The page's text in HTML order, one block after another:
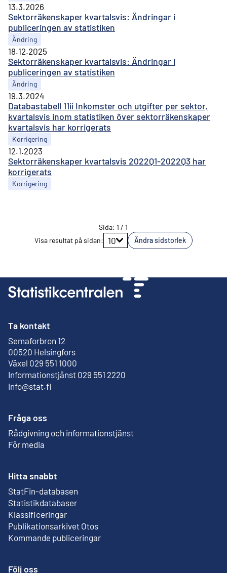
Sektorräkenskaper kvartalsvis: Ändringar i
publiceringen av statistiken
13.3.2026
Ändring
Sektorräkenskaper kvartalsvis: Ändringar i
publiceringen av statistiken
18.12.2025
Ändring
Databastabell 11ii Inkomster och utgifter per sektor,
kvartalsvis inom statistiken över sektorräkenskaper
kvartalsvis har korrigerats
19.3.2024
Korrigering
Sektorräkenskaper kvartalsvis 2022Q1-2022Q3 har
korrigerats
12.1.2023
Korrigering
Gå till sidan
Sida: 1 /1
Visa resultat på sidan: 10 Ändra sidstorlek
Ta kontakt
Semaforbron 12
00520 Helsingfors
Extern länk
Växel 029 551 1000
Informationstjänst 029 551 2220
info@stat.fi
Fråga oss
Rådgivning och informationstjänst
För media
Hitta snabbt
StatFin-databasen
Extern länk
Statistikdatabaser
Klassificeringar
Publikationsarkivet Otos
Extern länk
Kommande publiceringar
Följ oss